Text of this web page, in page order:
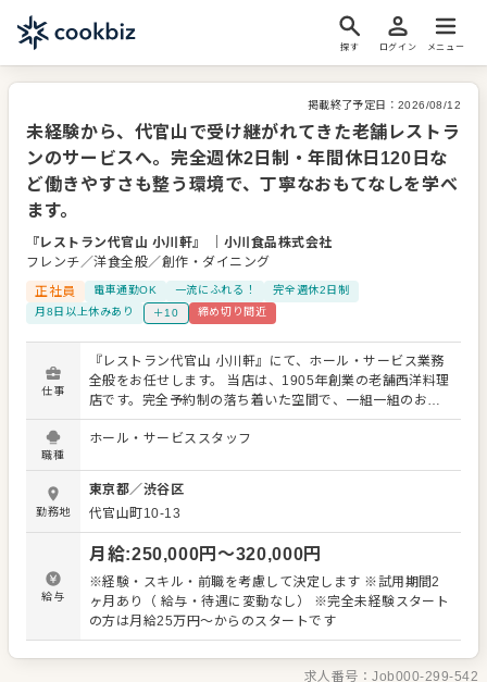
探す ログイン メニュー
掲載終了予定日： 2026/08/12
未経験から、代官山で受け継がれてきた老舗レストラ
ンのサービスへ。完全週休2日制・年間休日120日な
ど働きやすさも整う環境で、丁寧なおもてなしを学べ
ます。
『レストラン代官山 小川軒』
小川食品株式会社
フレンチ／洋食全般／創作・ダイニング
正社員
電車通勤OK 一流にふれる！
完全週休2日制
月8日以上休みあり
＋10 締め切り間近
仕事
『レストラン代官山 小川軒』にて、ホール・サービス業務
全般をお任せします。 当店は、1905年創業の老舗西洋料理
店です。完全予約制の落ち着いた空間で、一組一組のお客
様を大切にお迎えしてきました。ご来店されるのは、長年
通い続けてくださる常連様や、大切な会食・記念日のお食
なく、その時間が心地よいものになるよう、表情や会話の
間合いにも気を配るサービスを大切にしています。 【主な
仕事内容】 ・お客様のご案内 ・料理、ドリンクのご説明
・料理、ドリンクの提供 ・テーブルの準備、片付け ・店内
の簡単な整備 ・予約状況に合わせた営業準備 ・レジ対応、
会計業務 ・その他、ホール業務全般 入社後は、料理やワイ
ンの知識、接客の流れ、常連様のお好みなども、先輩スタ
ッフが丁寧にお教えします。勤続年数の長いスタッフも多
ち着いて仕事を覚えていける環境です。 小川軒のサービス
で大切にしているのは、特別なことを大げさにするのでは
職種
ホール・サービススタッフ
勤務地
東京都／渋谷区
代官山町10-13
給与
月給:250,000円〜320,000円
※経験・スキル・前職を考慮して決定します ※試用期間2
ヶ月あり（ 給与・待遇に変動なし） ※完全未経験スタート
の方は月給25万円～からのスタートです
求人番号：Job000-299-542